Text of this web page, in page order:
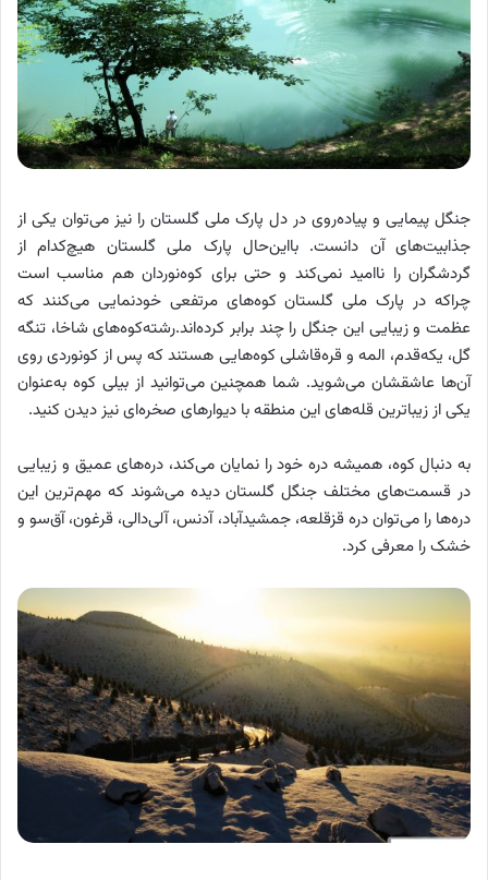
جنگل پیمایی و پیاده‌روی در دل پارک ملی گلستان را نیز می‌توان یکی از
جذابیت‌های آن دانست. بااین‌حال پارک ملی گلستان هیچ‌کدام از
گردشگران را ناامید نمی‌کند و حتی برای کوه‌نوردان هم مناسب است
چراکه در پارک ملی گلستان کوه‌های مرتفعی خودنمایی می‌کنند که
عظمت و زیبایی این جنگل را چند برابر کرده‌اند.رشته‌کوه‌های شاخا، تنگه
گل، یکه‌قدم، المه و قره‌قاشلی کوه‌هایی هستند که پس از کونوردی روی
آن‌ها عاشقشان می‌شوید. شما همچنین می‌توانید از بیلی کوه به‌عنوان
یکی از زیباترین قله‌های این منطقه با دیوارهای صخره‌ای نیز دیدن کنید.
به دنبال کوه، همیشه‌ دره خود را نمایان می‌کند، دره‌های عمیق و زیبایی
در قسمت‌های مختلف جنگل گلستان دیده می‌شوند که مهم‌ترین این
دره‌ها را می‌توان دره قزقلعه، جمشیدآباد، آدنس، آلی‌دالی، قرغون، آق‌سو و
خشک را معرفی کرد.